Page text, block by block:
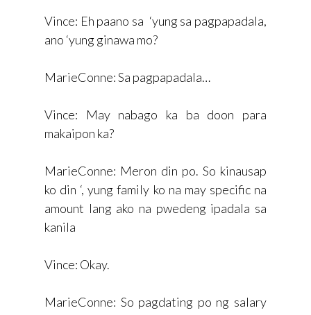
Vince: Eh paano sa ‘yung sa pagpapadala,
ano ‘yung ginawa mo?
MarieConne: Sa pagpapadala…
Vince: May nabago ka ba doon para
makaipon ka?
MarieConne: Meron din po. So kinausap
ko din ‘, yung family ko na may specific na
amount lang ako na pwedeng ipadala sa
kanila
Vince: Okay.
MarieConne: So pagdating po ng salary